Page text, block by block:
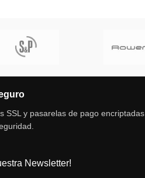
SSL y pasarelas de pago encriptadas
Newsletter!